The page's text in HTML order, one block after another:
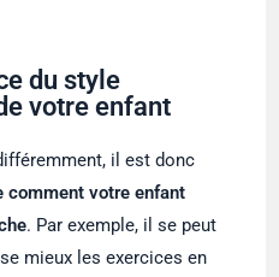
du style
votre enfant
il est donc
comment votre enfant
. Par exemple, il se peut
mieux les exercices en